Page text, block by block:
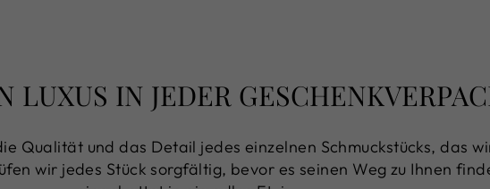
LUXUS IN JEDER
Qualität und das Detail jedes einzelnen Schmuckstücks, das
wir jedes Stück sorgfältig, bevor es seinen Weg zu Ihnen